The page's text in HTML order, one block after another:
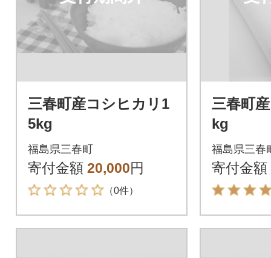
三春町産コシヒカリ1
5kg
福島県三春町
寄付金額 20,000円
（0件）
三春町
kg
福島県三春
寄付金額